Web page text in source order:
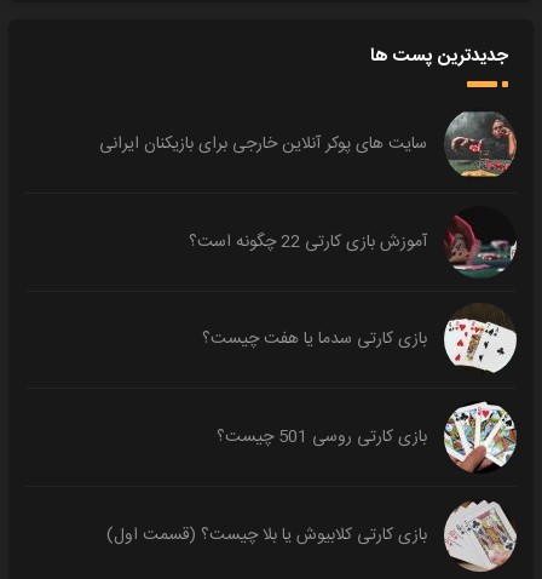
جدیدترین پست ها
سایت های پوکر آنلاین خارجی برای بازیکنان ایرانی
آموزش بازی کارتی 22 چگونه است؟
بازی کارتی سدما یا هفت چیست؟
بازی کارتی روسی 501 چیست؟
بازی کارتی کلابیوش یا بلا چیست؟ (قسمت اول)